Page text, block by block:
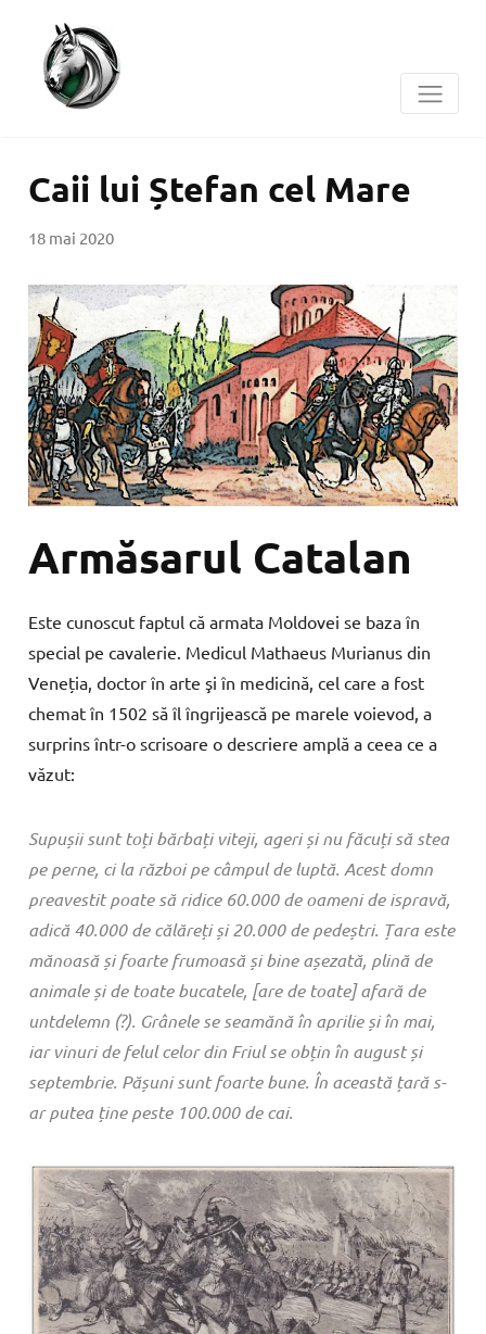
Caii lui Ștefan cel Mare
18 mai 2020
Armăsarul Catalan
Este cunoscut faptul că armata Moldovei se baza în
special pe cavalerie. Medicul Mathaeus Murianus din
Veneția, doctor în arte şi în medicină, cel care a fost
chemat în 1502 să îl îngrijească pe marele voievod, a
surprins într-o scrisoare o descriere amplă a ceea ce a
văzut:
Supușii sunt toți bărbați viteji, ageri și nu făcuți să stea
pe perne, ci la război pe câmpul de luptă. Acest domn
preavestit poate să ridice 60.000 de oameni de ispravă,
adică 40.000 de călăreți și 20.000 de pedeștri. Țara este
mănoasă și foarte frumoasă și bine așezată, plină de
animale și de toate bucatele, [are de toate] afară de
untdelemn (?). Grânele se seamănă în aprilie și în mai,
iar vinuri de felul celor din Friul se obțin în august și
septembrie. Pășuni sunt foarte bune. În această țară s-
ar putea ține peste 100.000 de cai.